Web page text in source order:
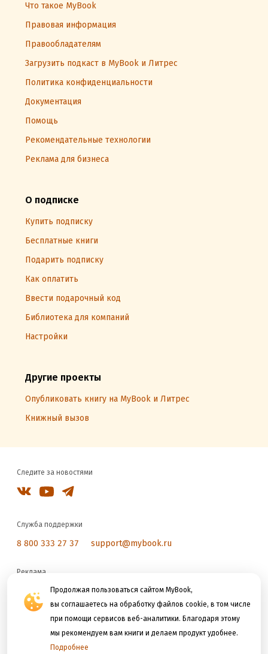
Продолжая пользоваться сайтом MyBook,
вы соглашаетесь на обработку файлов cookie, в том числе
при помощи сервисов веб-аналитики. Благодаря этому
мы рекомендуем вам книги и делаем продукт удобнее.
Подробнее
Что такое MyBook
Правовая информация
Правообладателям
Загрузить подкаст в MyBook и Литрес
Политика конфиденциальности
Документация
Помощь
Рекомендательные технологии
Реклама для бизнеса
О подписке
Купить подписку
Бесплатные книги
Подарить подписку
Как оплатить
Ввести подарочный код
Библиотека для компаний
Настройки
Другие проекты
Опубликовать книгу на MyBook и Литрес
Книжный вызов
Следите за новостями
Служба поддержки
8 800 333 27 37 support@mybook.ru
Реклама
reklama@litres.ru
Мы принимаем к оплате